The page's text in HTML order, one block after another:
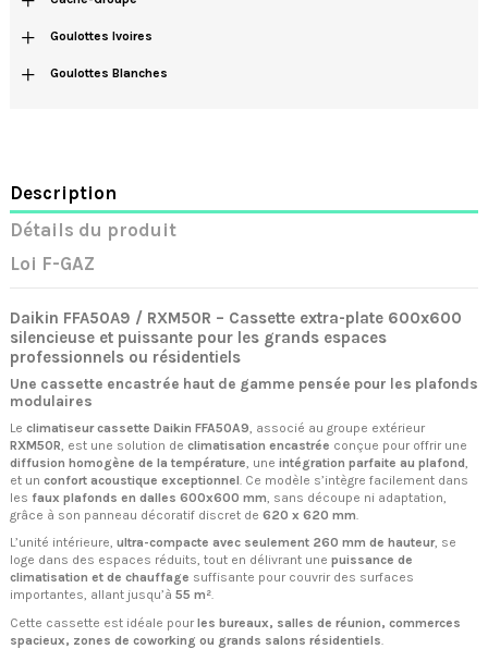
+ Goulottes Ivoires
+ Goulottes Blanches
Description
Détails du produit
Loi F-GAZ
Daikin FFA50A9 / RXM50R – Cassette extra-plate 600x600
silencieuse et puissante pour les grands espaces
professionnels ou résidentiels
Une cassette encastrée haut de gamme pensée pour les plafonds
modulaires
Le climatiseur cassette Daikin FFA50A9 , associé au groupe extérieur
RXM50R , est une solution de climatisation encastrée conçue pour offrir une
diffusion homogène de la température , une intégration parfaite au plafond
et un confort acoustique exceptionnel . Ce modèle s’intègre facilement dans
les faux plafonds en dalles 600x600 mm , sans découpe ni adaptation,
grâce à son panneau décoratif discret de 620 x 620 mm
L’unité intérieure, ultra-compacte avec seulement 260 mm de hauteur, se
loge dans des espaces réduits, tout en délivrant une puissance de
climatisation et de chauffage suffisante pour couvrir des surfaces
importantes, allant jusqu’à 55 m².
Cette cassette est idéale pour les bureaux, salles de réunion, commerces
spacieux, zones de coworking ou grands salons résidentiels